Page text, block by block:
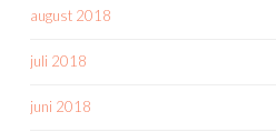
august 2018
juli 2018
juni 2018